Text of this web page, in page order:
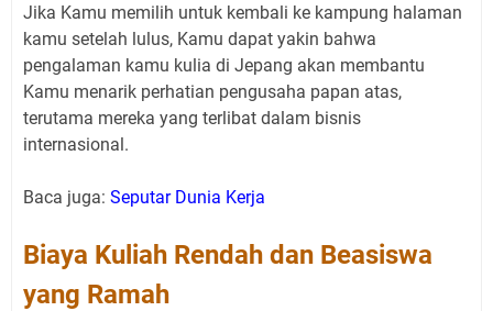
Jika Kamu memilih untuk kembali ke kampung halaman
kamu setelah lulus, Kamu dapat yakin bahwa
pengalaman kamu kulia di Jepang akan membantu
Kamu menarik perhatian pengusaha papan atas,
terutama mereka yang terlibat dalam bisnis
internasional.
Baca juga: Seputar Dunia Kerja
Biaya Kuliah Rendah dan Beasiswa
yang Ramah